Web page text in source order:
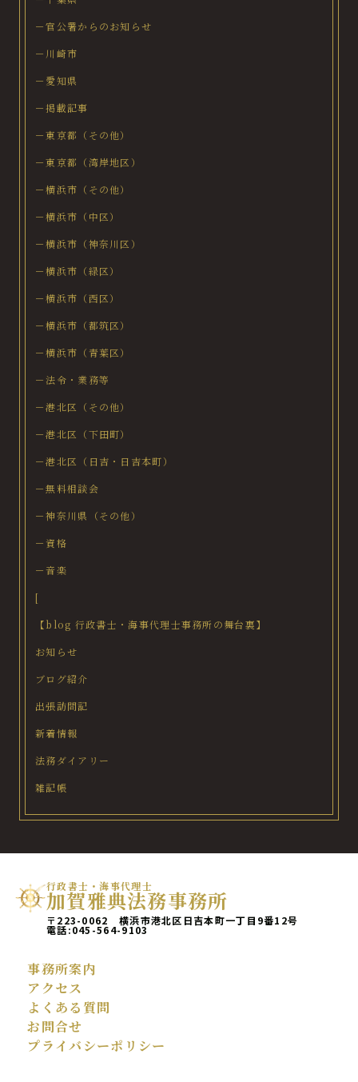
－官公署からのお知らせ
－川崎市
－愛知県
－掲載記事
－東京都（その他）
－東京都（湾岸地区）
－横浜市（その他）
－横浜市（中区）
－横浜市（神奈川区）
－横浜市（緑区）
－横浜市（西区）
－横浜市（都筑区）
－横浜市（青葉区）
－法令・業務等
－港北区（その他）
－港北区（下田町）
－港北区（日吉・日吉本町）
－無料相談会
－神奈川県（その他）
－資格
－音楽
[
【blog 行政書士・海事代理士事務所の舞台裏】
お知らせ
ブログ紹介
出張訪問記
新着情報
法務ダイアリー
雑記帳
行政書士・海事代理士
加賀雅典法務事務所
〒223-0062 横浜市港北区日吉本町一丁目9番12号
電話:045-564-9103
事務所案内
アクセス
よくある質問
お問合せ
プライバシーポリシー